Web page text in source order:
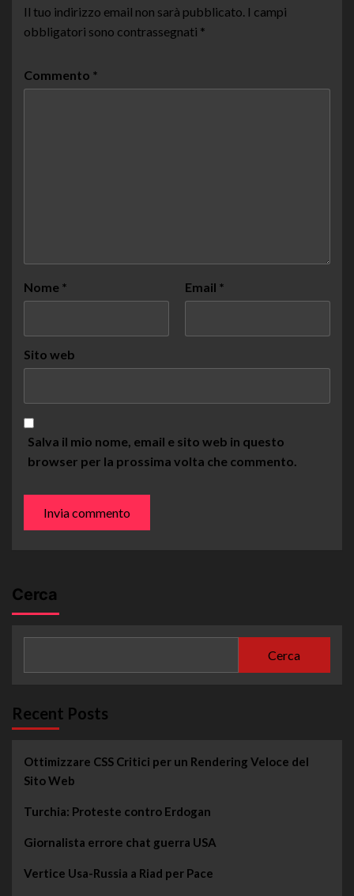
Il tuo indirizzo email non sarà pubblicato. I campi
obbligatori sono contrassegnati *
Commento *
Nome * Email *
Sito web
Salva il mio nome, email e sito web in questo
browser per la prossima volta che commento.
Cerca
Cerca
Recent Posts
Ottimizzare CSS Critici per un Rendering Veloce del
Sito Web
Turchia: Proteste contro Erdogan
Giornalista errore chat guerra USA
Vertice Usa-Russia a Riad per Pace